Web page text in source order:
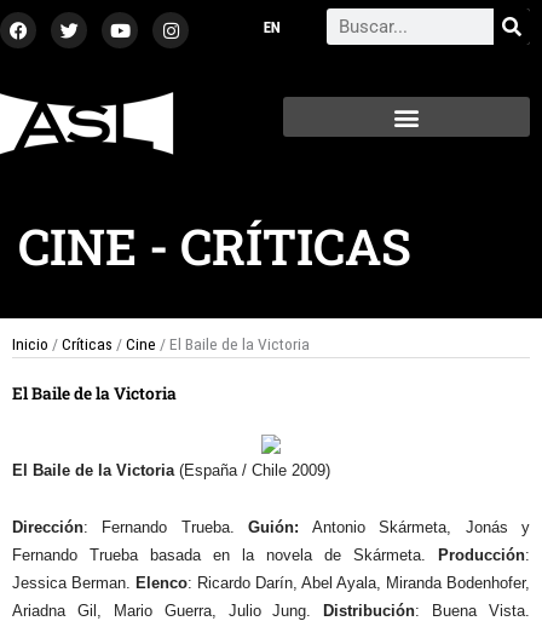
al
F
a
c
o
k
T
w
i
e
r
Y
o
u
b
I
n
s
a
Search
CINE - CRÍTICAS
Inicio /Críticas /Cine / El Baile de la Victoria
El Baile de la Victoria
El Baile de la Victoria(España / Chile 2009)
Dirección: Fernando Trueba. Guión: Antonio Skármeta, Jonás y
Fernando Trueba basada en la novela de Skármeta.
Producción:
Jessica Berman.
Elenco: Ricardo Darín, Abel Ayala, Miranda Bodenhofer,
Ariadna Gil, Mario Guerra, Julio Jung.
Distribución: Buena Vista.